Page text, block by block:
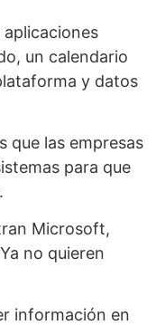
un calendario
y datos
que las empresas
para que
Microsoft,
no quieren
información en